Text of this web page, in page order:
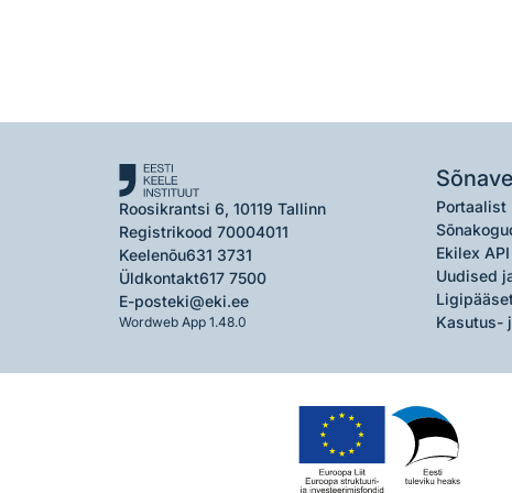
Roosikrantsi 6, 10119 Tallinn
Registrikood 70004011
Keelenõu631 3731
Üldkontakt617 7500
E-posteki@eki.ee
Wordweb App 1.48.0
Portaalist
Ekilex API
Uudised
Kasutus-